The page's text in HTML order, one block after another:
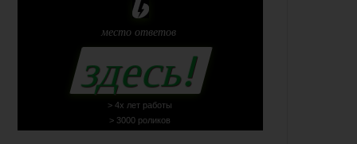
место ответов
здесь!
> 3000 роликов
> 4х лет работы